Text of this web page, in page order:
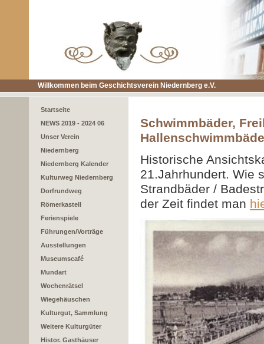
Willkommen beim Geschichtsverein Niedernberg e.V.
Startseite
NEWS 2019 - 2024 06
Unser Verein
Niedernberg
Niedernberg Kalender
Kulturweg Niedernberg
Dorfrundweg
Römerkastell
Ferienspiele
Führungen/Vorträge
Ausstellungen
Museumscafé
Mundart
Wochenrätsel
Wiegehäuschen
Kulturgut, Sammlung
Weitere Kulturgüter
Histor. Gasthäuser
Schwimmbäder,
Historische
21.Jahrhundert. Wie
Strandbäder /
der Zeit findet man